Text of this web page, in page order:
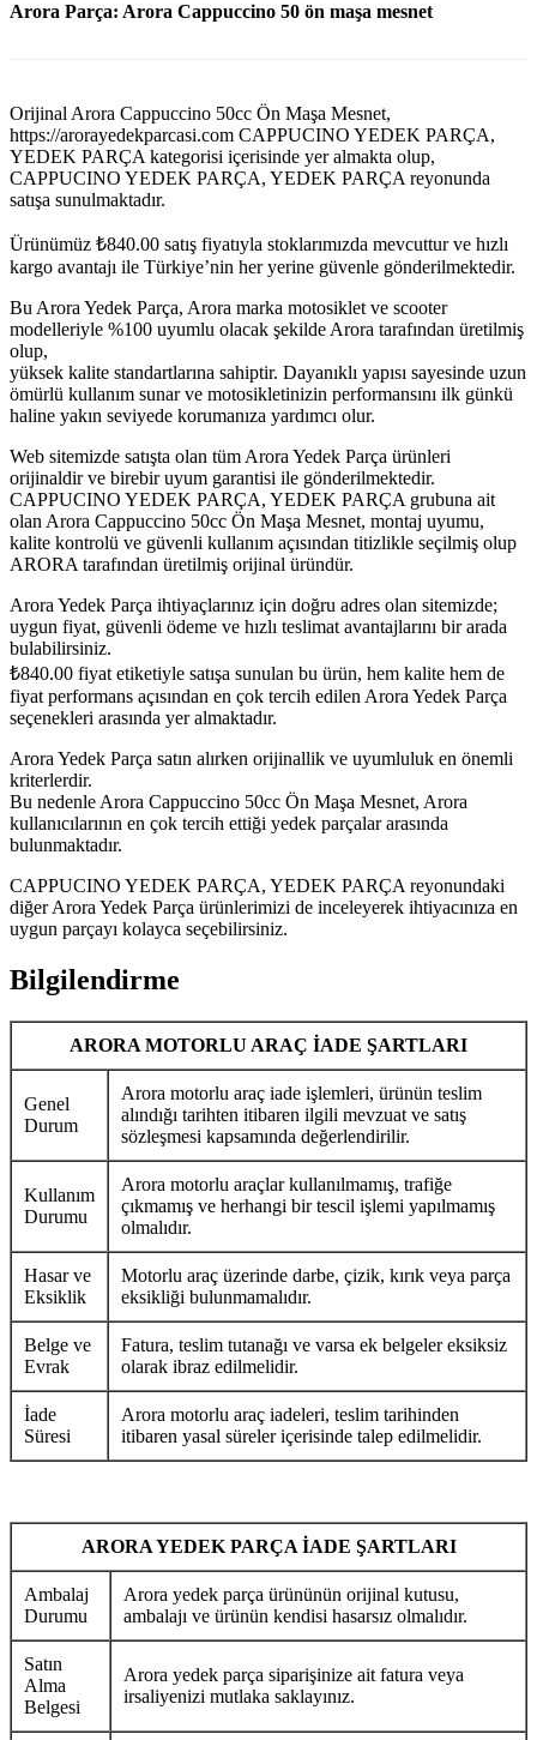
Arora Parça: Arora Cappuccino 50 ön maşa mesnet
Orijinal Arora Cappuccino 50cc Ön Maşa Mesnet,
https://arorayedekparcasi.com CAPPUCINO YEDEK PARÇA,
YEDEK PARÇA kategorisi içerisinde yer almakta olup,
CAPPUCINO YEDEK PARÇA, YEDEK PARÇA reyonunda
satışa sunulmaktadır.
Ürünümüz ₺840.00 satış fiyatıyla stoklarımızda mevcuttur ve hızlı
kargo avantajı ile Türkiye’nin her yerine güvenle gönderilmektedir.
Bu Arora Yedek Parça, Arora marka motosiklet ve scooter
modelleriyle %100 uyumlu olacak şekilde Arora tarafından üretilmiş
olup,
yüksek kalite standartlarına sahiptir. Dayanıklı yapısı sayesinde uzun
ömürlü kullanım sunar ve motosikletinizin performansını ilk günkü
haline yakın seviyede korumanıza yardımcı olur.
Web sitemizde satışta olan tüm Arora Yedek Parça ürünleri
orijinaldir ve birebir uyum garantisi ile gönderilmektedir.
CAPPUCINO YEDEK PARÇA, YEDEK PARÇA grubuna ait
olan Arora Cappuccino 50cc Ön Maşa Mesnet, montaj uyumu,
kalite kontrolü ve güvenli kullanım açısından titizlikle seçilmiş olup
ARORA tarafından üretilmiş orijinal üründür.
Arora Yedek Parça ihtiyaçlarınız için doğru adres olan sitemizde;
uygun fiyat, güvenli ödeme ve hızlı teslimat avantajlarını bir arada
bulabilirsiniz.
₺840.00 fiyat etiketiyle satışa sunulan bu ürün, hem kalite hem de
fiyat performans açısından en çok tercih edilen Arora Yedek Parça
seçenekleri arasında yer almaktadır.
Arora Yedek Parça satın alırken orijinallik ve uyumluluk en önemli
kriterlerdir.
Bu nedenle Arora Cappuccino 50cc Ön Maşa Mesnet, Arora
kullanıcılarının en çok tercih ettiği yedek parçalar arasında
bulunmaktadır.
CAPPUCINO YEDEK PARÇA, YEDEK PARÇA reyonundaki
diğer Arora Yedek Parça ürünlerimizi de inceleyerek ihtiyacınıza en
uygun parçayı kolayca seçebilirsiniz.
Bilgilendirme
ARORA MOTORLU ARAÇ İADE ŞARTLARI
Genel
Durum
Arora motorlu araç iade işlemleri, ürünün teslim
alındığı tarihten itibaren ilgili mevzuat ve satış
sözleşmesi kapsamında değerlendirilir.
Kullanım
Durumu
Arora motorlu araçlar kullanılmamış, trafiğe
çıkmamış ve herhangi bir tescil işlemi yapılmamış
olmalıdır.
Hasar ve
Eksiklik
Motorlu araç üzerinde darbe, çizik, kırık veya parça
eksikliği bulunmamalıdır.
Belge ve
Evrak
Fatura, teslim tutanağı ve varsa ek belgeler eksiksiz
olarak ibraz edilmelidir.
İade
Süresi
Arora motorlu araç iadeleri, teslim tarihinden
itibaren yasal süreler içerisinde talep edilmelidir.
ARORA YEDEK PARÇA İADE ŞARTLARI
Ambalaj
Durumu
Arora yedek parça ürününün orijinal kutusu,
ambalajı ve ürünün kendisi hasarsız olmalıdır.
Satın
Alma
Belgesi
Arora yedek parça siparişinize ait fatura veya
irsaliyenizi mutlaka saklayınız.